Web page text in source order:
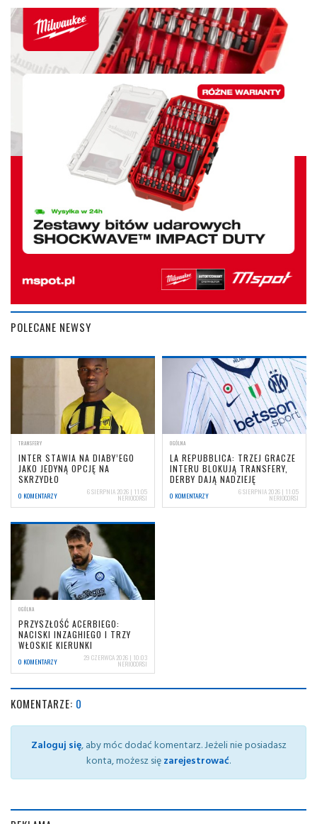
POLECANE NEWSY
TRANSFERY
INTER STAWIA NA DIABY’EGO
JAKO JEDYNĄ OPCJĘ NA
SKRZYDŁO
0 KOMENTARZY 6 SIERPNIA 2026 | 11:05
NERIOCORSI
OGÓLNA
LA REPUBBLICA: TRZEJ GRACZE
INTERU BLOKUJĄ TRANSFERY,
DERBY DAJĄ NADZIEJĘ
0 KOMENTARZY 6 SIERPNIA 2026 | 11:05
NERIOCORSI
OGÓLNA
PRZYSZŁOŚĆ ACERBIEGO:
NACISKI INZAGHIEGO I TRZY
WŁOSKIE KIERUNKI
0 KOMENTARZY 29 CZERWCA 2026 | 10:03
NERIOCORSI
KOMENTARZE: 0
Zaloguj się, aby móc dodać komentarz. Jeżeli nie posiadasz
konta, możesz sięzarejestrować.